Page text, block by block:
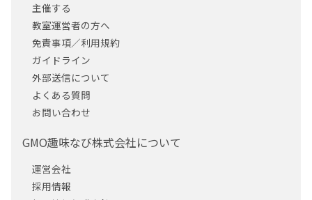
主催する
教室運営者の方へ
免責事項／利用規約
ガイドライン
外部送信について
よくある質問
お問い合わせ
GMO趣味なび株式会社について
運営会社
採用情報